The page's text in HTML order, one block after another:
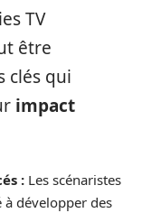
TV
être
clés qui
impact
: Les scénaristes
développer des